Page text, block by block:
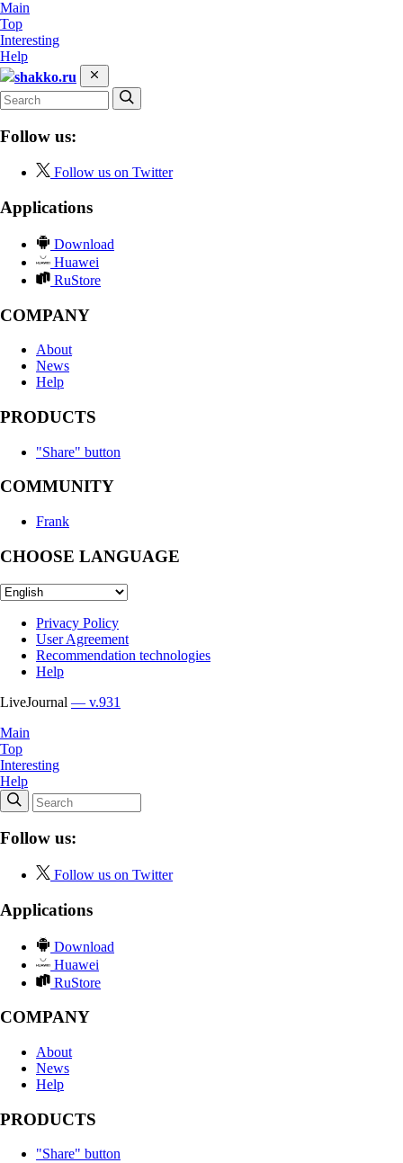
Main
Top
Interesting
Help
shakko.ru
Follow us:
Follow us on Twitter
Applications
Download
Huawei
RuStore
COMPANY
About
News
Help
PRODUCTS
"Share" button
COMMUNITY
Frank
CHOOSE LANGUAGE
Privacy Policy
User Agreement
Recommendation technologies
Help
LiveJournal — v.931
Main
Top
Interesting
Help
Follow us:
Follow us on Twitter
Applications
Download
Huawei
RuStore
COMPANY
About
News
Help
PRODUCTS
"Share" button